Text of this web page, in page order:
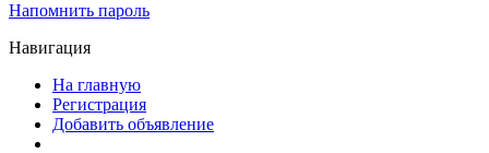
Напомнить пароль
Навигация
На главную
Регистрация
Добавить объявление